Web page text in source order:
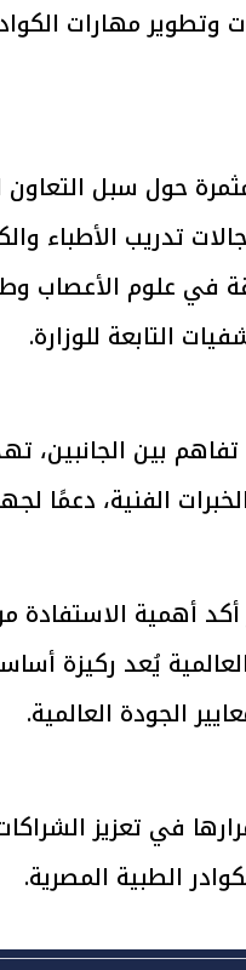
وتطوير مهارات
حول سبل
الأطباء
في علوم الأعصاب
التابعة للوزارة.
تفاهم بين
الفنية، دعمًا
أهمية الاستفادة
يُعد ركيزة
الجودة العالمية.
في تعزيز الشراكات
الطبية المصرية.
يتابع الإجراءات
سكنية بالإيجار للمواطنين